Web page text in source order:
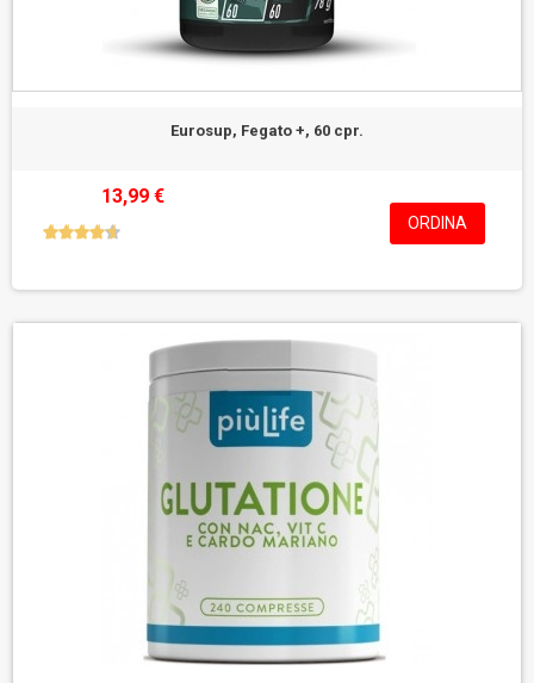
Eurosup, Fegato +, 60 cpr.
13,99 €
ORDINA